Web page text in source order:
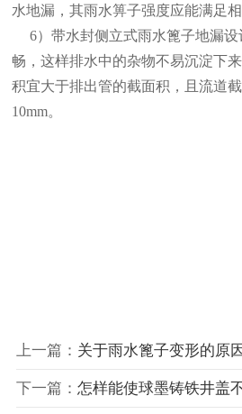
水地漏，其雨水箅子强度应能满足
6）带水封侧立式雨水篦子地漏设
畅，这样排水中的杂物不易沉淀下
积宜大于排出管的截面积，且流道
10mm。
上一篇： 关于雨水篦子变形的原
下一篇： 怎样能使球墨铸铁井盖